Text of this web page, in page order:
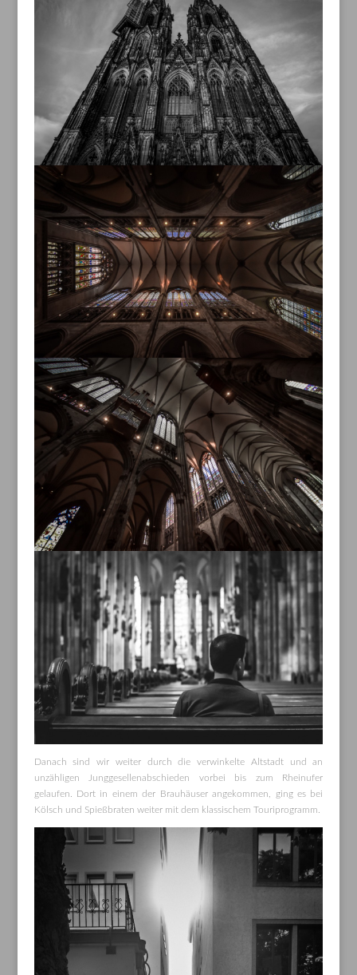
Danach sind wir weiter durch die verwinkelte Altstadt und an
unzähligen Junggesellenabschieden vorbei bis zum Rheinufer
gelaufen. Dort in einem der Brauhäuser angekommen, ging es bei
Kölsch und Spießbraten weiter mit dem klassischem Touriprogramm.